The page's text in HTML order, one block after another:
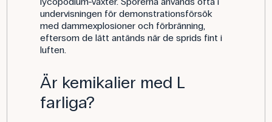
undervisningen för demonstrationsförsök
med dammexplosioner och förbränning,
eftersom de lätt antänds när de sprids fint i
luften.
Är kemikalier med L
farliga?